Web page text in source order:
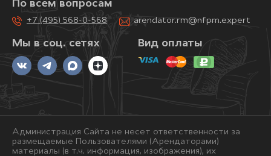
Мы в соц. сетях
По всем вопросам
+7 (495) 568-0-568 arendator.rm@nfpm.expert
Вид оплаты
Администрация Сайта не несет ответственности за
размещаемые Пользователями (Арендаторами)
материалы (в т.ч. информация, изображения), их